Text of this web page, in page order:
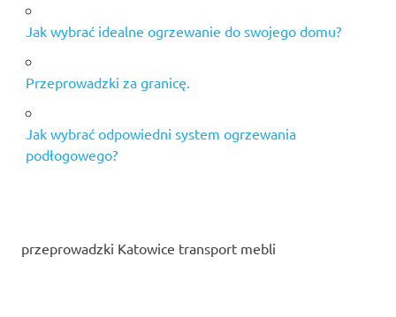
Jak wybrać idealne ogrzewanie do swojego domu?
Przeprowadzki za granicę.
Jak wybrać odpowiedni system ogrzewania
podłogowego?
przeprowadzki Katowice transport mebli